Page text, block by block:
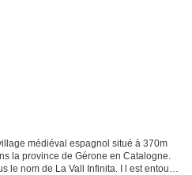
médiéval espagnol situé à 370m
la province de Gérone en Catalogne.
le nom de La Vall Infinita. I l est entouré